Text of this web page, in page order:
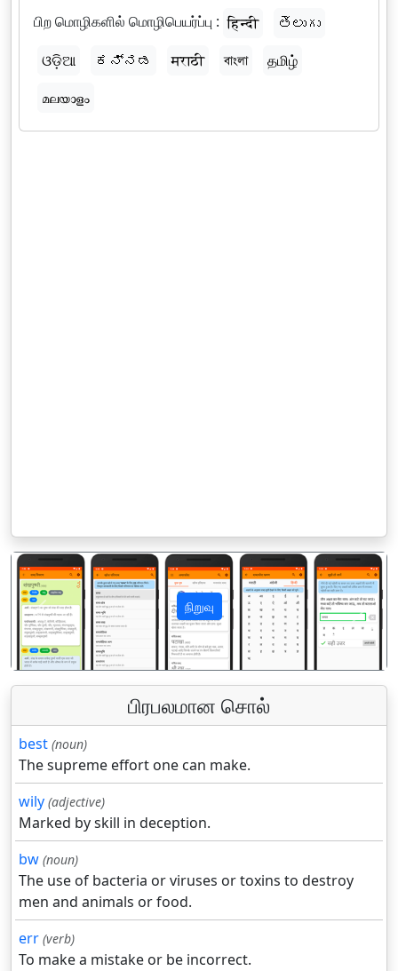
பிற மொழிகளில் மொழிபெயர்ப்பு : हिन्दी
తెలుగు
ଓଡ଼ିଆ
ಕನ್ನಡ मराठी বাংলা
தமிழ்
മലയാളം
நிறுவு
पिछला अगला
பிரபலமான சொல்
best (noun)
The supreme effort one can make.
wily (adjective)
Marked by skill in deception.
bw (noun)
The use of bacteria or viruses or toxins to destroy
men and animals or food.
err (verb)
To make a mistake or be incorrect.